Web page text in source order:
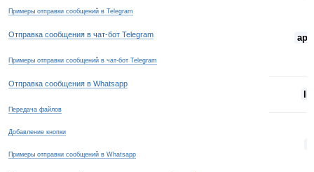
Примеры отправки сообщений в Telegram
Отправка сообщения в чат-бот Telegram
Примеры отправки сообщений в чат-бот Telegram
Отправка сообщения в Whatsapp
Передача файлов
Добавление кнопки
Примеры отправки сообщений в Whatsapp